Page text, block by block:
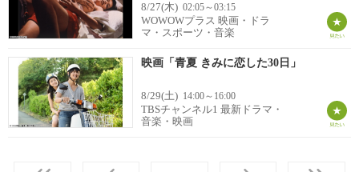
8/27(木) 02:05～03:15
WOWOWプラス 映画・ドラ
マ・スポーツ・音楽
映画「青夏 きみに恋した30日」
8/29(土) 14:00～16:00
TBSチャンネル1 最新ドラマ・
音楽・映画